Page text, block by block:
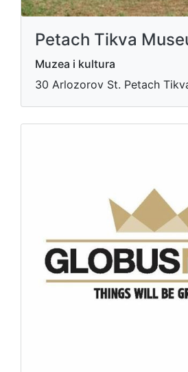
Petach Tikva
Muzea i kultura
30 Arlozorov St. Petach